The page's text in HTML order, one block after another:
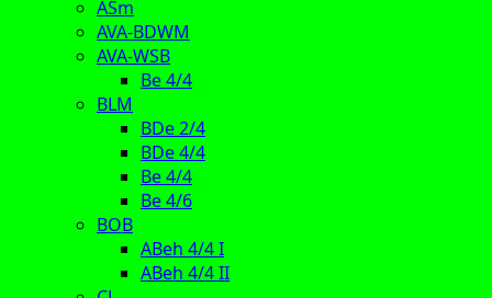
ASm
AVA-BDWM
AVA-WSB
Be 4/4
BLM
BDe 2/4
BDe 4/4
Be 4/4
Be 4/6
BOB
ABeh 4/4 I
ABeh 4/4 II